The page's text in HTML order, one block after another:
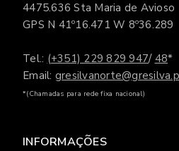
4475.636 Sta Maria de Avioso
GPS N 41º16.471 W 8º36.289
Tel.: (+351) 229 829 947/ 48*
Email:
*(Chamadas para rede fixa nacional)
INFORMAÇÕES